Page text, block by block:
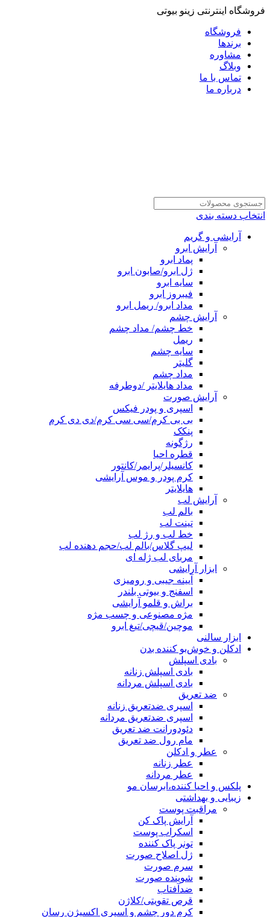
فروشگاه اینترنتی زینو بیوتی
فروشگاه
برندها
مشاوره
وبلاگ
تماس با ما
درباره ما
انتخاب دسته بندی
آرایشی و گریم
آرایش ابرو
پماد ابرو
ژل ابرو/صابون ابرو
سایه ابرو
فیبروز ابرو
مداد ابرو/ ریمل ابرو
آرایش چشم
خط چشم/ مداد چشم
ریمل
سایه چشم
گلیتر
مداد چشم
مداد هایلایتر /دوطرفه
آرایش صورت
اسپری و پودر فیکس
بی بی کرم/سی سی کرم/دی دی کرم
پنکک
رژگونه
قطره احیا
کانسیلر/پرایمر/کانتور
کرم پودر و موس آرایشی
هایلایتر
آرایش لب
بالم لب
تینت لب
خط لب و رژ لب
لیپ گلاس/بالم لب/حجم دهنده لب
مربای لب ژله ای
ابزار آرایشی
آیینه جیبی و رومیزی
اسفنج و بیوتی بلندر
براش و قلمو آرایشی
مژه مصنوعی و چسب مژه
موچین/قیچی/تیغ ابرو
ابزار سالنی
ادکلن و خوش‌بو کننده بدن
بادی اسپلش
بادی اسپلش زنانه
بادی اسپلش مردانه
ضد تعریق
اسپری ضدتعریق زنانه
اسپری ضدتعریق مردانه
دئودورانت ضد تعریق
مام رول ضد تعریق
عطر و ادکلن
عطر زنانه
عطر مردانه
پلکس و احیا کننده،ابرسان مو
زیبایی و بهداشتی
مراقبت پوست
آرایش پاک کن
اسکراب پوست
تونر پاک کننده
ژل اصلاح صورت
سرم صورت
شوینده صورت
ضدآفتاب
قرص تقویتی/کلاژن
کرم دور چشم و اسپری اکسیژن رسان